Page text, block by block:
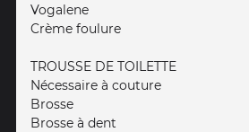
Vogalene
Crème foulure
TROUSSE DE TOILETTE
Nécessaire à couture
Brosse
Brosse à dent